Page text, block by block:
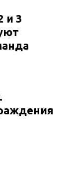
и 3